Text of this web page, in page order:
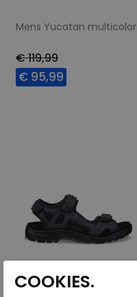
Mens Yucatan multicolor
€ 119,99
€ 95,99
COOKIES.